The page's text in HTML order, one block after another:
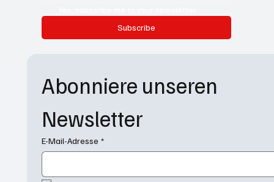
Subscribe
Abonniere unseren
Newsletter
E-Mail-Adresse *